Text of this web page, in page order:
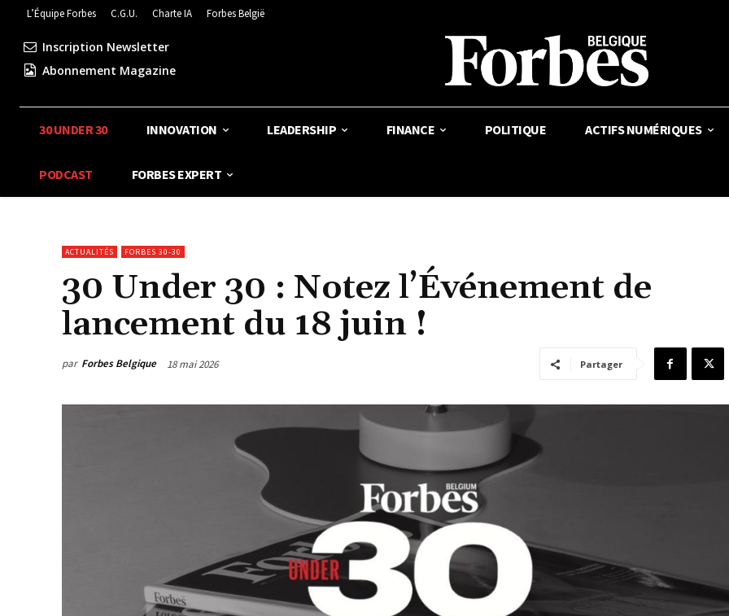
L’Équipe Forbes C.G.U. Charte IA Forbes België
Inscription Newsletter
Abonnement Magazine
30 UNDER 30 INNOVATION LEADERSHIP FINANCE POLITIQUE ACTIFS NUMÉRIQUES
PODCAST FORBES EXPERT
ACTUALITÉS FORBES 30-30
30 Under 30 : Notez l’Événement de
lancement du 18 juin !
par Forbes Belgique 18 mai 2026 Partager